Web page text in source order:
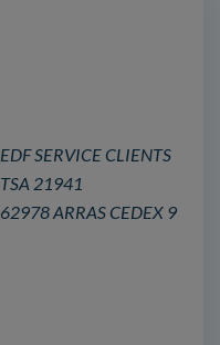
EDF SERVICE CLIENTS
TSA 21941
62978 ARRAS CEDEX 9